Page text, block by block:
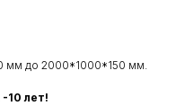
мм до 2000*1000*150 мм.
лет!